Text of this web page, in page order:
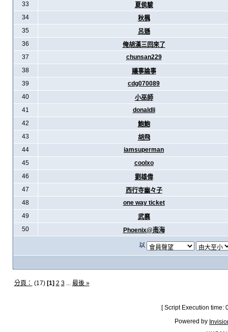
33
夏侯駿
34
秋楓
35
呂遜
36
俺胡漢三回來了
37
chunsan229
38
議事論事
39
cdg070089
40
小巫師
41
donaldli
42
鮑鮑
43
胡飛
44
iamsuperman
45
coolxo
46
劉雄偉
47
西行寺幽々子
48
one way ticket
49
武襄
50
Phoenix@南海
以
分頁： (17) [1] 2 3... 最後 »
[ Script Execution
Powered by